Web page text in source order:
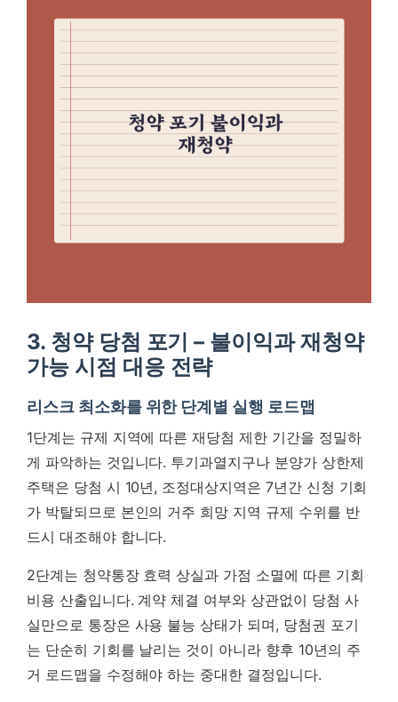
3. 청약 당첨 포기 – 불이익과 재청약
가능 시점 대응 전략
리스크 최소화를 위한 단계별 실행 로드맵
1단계는 규제 지역에 따른 재당첨 제한 기간을 정밀하
게 파악하는 것입니다. 투기과열지구나 분양가 상한제
주택은 당첨 시 10년, 조정대상지역은 7년간 신청 기회
가 박탈되므로 본인의 거주 희망 지역 규제 수위를 반
드시 대조해야 합니다.
2단계는 청약통장 효력 상실과 가점 소멸에 따른 기회
비용 산출입니다. 계약 체결 여부와 상관없이 당첨 사
실만으로 통장은 사용 불능 상태가 되며, 당첨권 포기
는 단순히 기회를 날리는 것이 아니라 향후 10년의 주
거 로드맵을 수정해야 하는 중대한 결정입니다.